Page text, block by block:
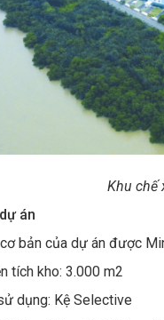
Khu chế
án
bản của dự án được
tích kho: 3.000 m2
dụng: Kệ Selective